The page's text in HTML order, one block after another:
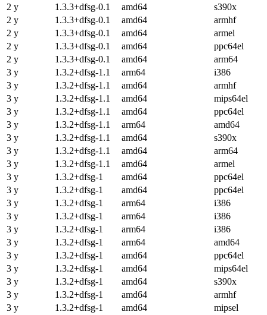
2 y
1.3.3+dfsg-0.1 amd64
s390x
2 y
1.3.3+dfsg-0.1 amd64
armhf
2 y
1.3.3+dfsg-0.1 amd64
armel
2 y
1.3.3+dfsg-0.1 amd64
ppc64el
2 y
1.3.3+dfsg-0.1 amd64
arm64
3 y
1.3.2+dfsg-1.1 arm64
i386
3 y
1.3.2+dfsg-1.1 amd64
armhf
3 y
1.3.2+dfsg-1.1 amd64
mips64el
3 y
1.3.2+dfsg-1.1 amd64
ppc64el
3 y
1.3.2+dfsg-1.1 arm64
amd64
3 y
1.3.2+dfsg-1.1 amd64
s390x
3 y
1.3.2+dfsg-1.1 amd64
arm64
3 y
1.3.2+dfsg-1.1 amd64
armel
3 y
1.3.2+dfsg-1 amd64
ppc64el
3 y
1.3.2+dfsg-1 amd64
ppc64el
3 y
1.3.2+dfsg-1 arm64
i386
3 y
1.3.2+dfsg-1 arm64
i386
3 y
1.3.2+dfsg-1 arm64
i386
3 y
1.3.2+dfsg-1 arm64
amd64
3 y
1.3.2+dfsg-1 amd64
ppc64el
3 y
1.3.2+dfsg-1 amd64
mips64el
3 y
1.3.2+dfsg-1 amd64
s390x
3 y
1.3.2+dfsg-1 amd64
armhf
3 y
1.3.2+dfsg-1 amd64
mipsel